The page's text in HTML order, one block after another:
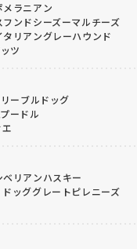
メラニアン
ンドシーズーマルチーズ
タリアングレーハウンド
ツ
ーブルドッグ
ードル
ベリアンハスキー
ッググレートピレニーズ